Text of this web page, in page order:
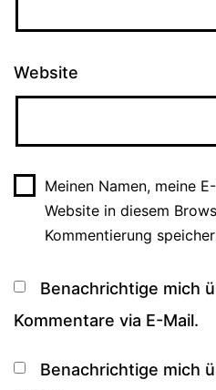
Website
Meinen Namen, meine
Website in diesem
Kommentierung
Benachrichtige mich
Kommentare via E-Mail.
Benachrichtige mich